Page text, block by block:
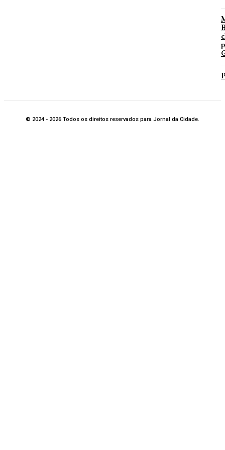
© 2024 - 2026 Todos os direitos reservados para Jornal da Cidade.